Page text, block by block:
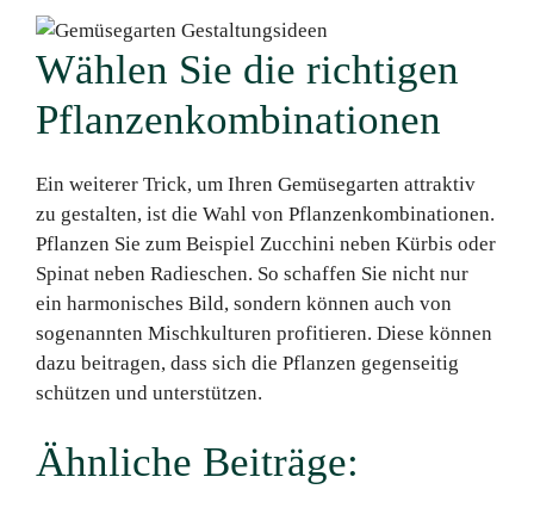
Wählen Sie die richtigen
Pflanzenkombinationen
Ein weiterer Trick, um Ihren Gemüsegarten attraktiv
zu gestalten, ist die Wahl von Pflanzenkombinationen.
Pflanzen Sie zum Beispiel Zucchini neben Kürbis oder
Spinat neben Radieschen. So schaffen Sie nicht nur
ein harmonisches Bild, sondern können auch von
sogenannten Mischkulturen profitieren. Diese können
dazu beitragen, dass sich die Pflanzen gegenseitig
schützen und unterstützen.
Ähnliche Beiträge: